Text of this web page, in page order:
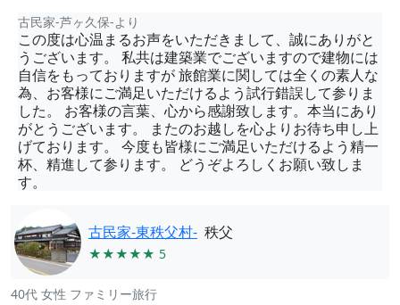
古民家-芦ヶ久保-より
この度は心温まるお声をいただきまして、誠にありがと
うございます。 私共は建築業でございますので建物には
自信をもっておりますが 旅館業に関しては全くの素人な
為、お客様にご満足いただけるよう試行錯誤して参りま
した。 お客様の言葉、心から感謝致します。本当にあり
がとうございます。 またのお越しを心よりお待ち申し上
げております。 今度も皆様にご満足いただけるよう精一
杯、精進して参ります。 どうぞよろしくお願い致しま
す。
古民家-東秩父村- 秩父
★★★★★ 5
40代 女性 ファミリー旅行